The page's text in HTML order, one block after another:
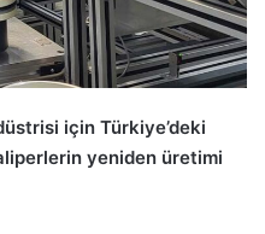
için Türkiye’deki
yeniden üretimi